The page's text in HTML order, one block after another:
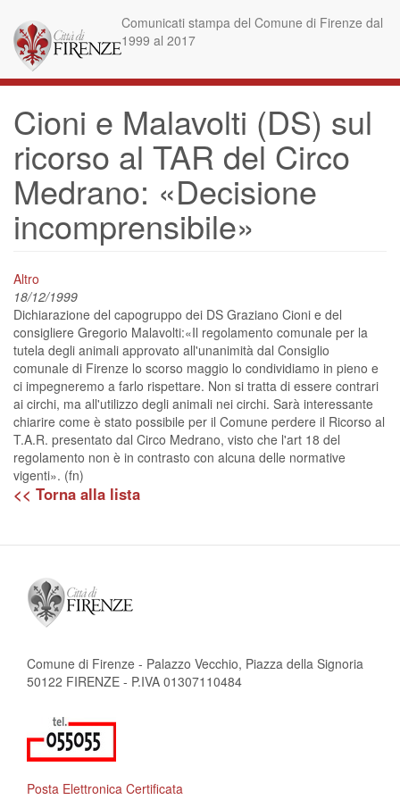
main
content
Comunicati stampa del Comune di Firenze dal
1999 al 2017
Cioni e Malavolti (DS) sul
ricorso al TAR del Circo
Medrano: «Decisione
incomprensibile»
Altro
18/12/1999
Dichiarazione del capogruppo dei DS Graziano Cioni e del
consigliere Gregorio Malavolti:«Il regolamento comunale per la
tutela degli animali approvato all'unanimità dal Consiglio
comunale di Firenze lo scorso maggio lo condividiamo in pieno e
ci impegneremo a farlo rispettare. Non si tratta di essere contrari
ai circhi, ma all'utilizzo degli animali nei circhi. Sarà interessante
chiarire come è stato possibile per il Comune perdere il Ricorso al
T.A.R. presentato dal Circo Medrano, visto che l'art 18 del
regolamento non è in contrasto con alcuna delle normative
vigenti». (fn)
<< Torna alla lista
Comune di Firenze - Palazzo Vecchio, Piazza della Signoria
50122 FIRENZE - P.IVA 01307110484
Posta Elettronica Certificata